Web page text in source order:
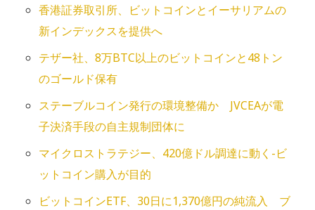
香港証券取引所、ビットコインとイーサリアムの
新インデックスを提供へ
テザー社、8万BTC以上のビットコインと48トン
のゴールド保有
ステーブルコイン発行の環境整備か JVCEAが電
子決済手段の自主規制団体に
マイクロストラテジー、420億ドル調達に動く-ビ
ットコイン購入が目的
ビットコインETF、30日に1,370億円の純流入 ブ